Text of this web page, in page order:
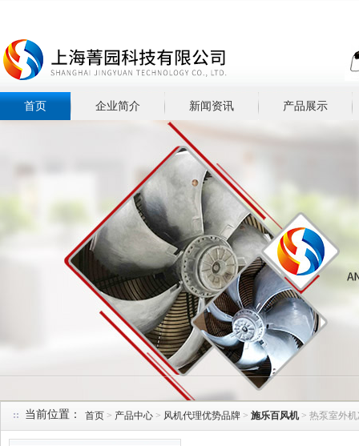
首页 企业简介 新闻资讯 产品展示
当前位置： 首页 > 产品中心 > 风机代理优势品牌 > 施乐百风机 > 热泵室外